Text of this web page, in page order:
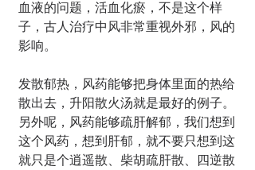
血液的问题，活血化瘀，不是这个样
子，古人治疗中风非常重视外邪，风的
影响。
发散郁热，风药能够把身体里面的热给
散出去，升阳散火汤就是最好的例子。
另外呢，风药能够疏肝解郁，我们想到
这个风药，想到肝郁，就不要只想到这
就只是个逍遥散、柴胡疏肝散、四逆散